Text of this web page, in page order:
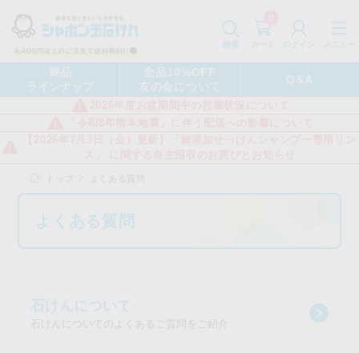
ログイン
検索 メニュー
商品
ラインナップ
全品10%OFF
友の会について
Q&A
よくある質問
石けんについて
石けんについてのよくあるご質問をご紹介